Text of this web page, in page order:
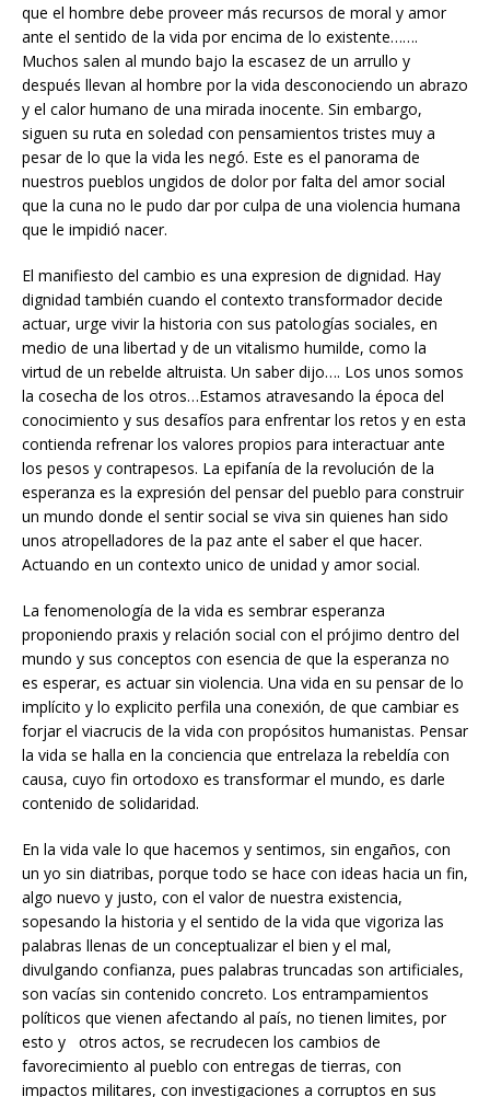
que el hombre debe proveer más recursos de moral y amor
ante el sentido de la vida por encima de lo existente…….
Muchos salen al mundo bajo la escasez de un arrullo y
después llevan al hombre por la vida desconociendo un abrazo
y el calor humano de una mirada inocente. Sin embargo,
siguen su ruta en soledad con pensamientos tristes muy a
pesar de lo que la vida les negó. Este es el panorama de
nuestros pueblos ungidos de dolor por falta del amor social
que la cuna no le pudo dar por culpa de una violencia humana
que le impidió nacer.
El manifiesto del cambio es una expresion de dignidad. Hay
dignidad también cuando el contexto transformador decide
actuar, urge vivir la historia con sus patologías sociales, en
medio de una libertad y de un vitalismo humilde, como la
virtud de un rebelde altruista. Un saber dijo…. Los unos somos
la cosecha de los otros…Estamos atravesando la época del
conocimiento y sus desafíos para enfrentar los retos y en esta
contienda refrenar los valores propios para interactuar ante
los pesos y contrapesos. La epifanía de la revolución de la
esperanza es la expresión del pensar del pueblo para construir
un mundo donde el sentir social se viva sin quienes han sido
unos atropelladores de la paz ante el saber el que hacer.
Actuando en un contexto unico de unidad y amor social.
La fenomenología de la vida es sembrar esperanza
proponiendo praxis y relación social con el prójimo dentro del
mundo y sus conceptos con esencia de que la esperanza no
es esperar, es actuar sin violencia. Una vida en su pensar de lo
implícito y lo explicito perfila una conexión, de que cambiar es
forjar el viacrucis de la vida con propósitos humanistas. Pensar
la vida se halla en la conciencia que entrelaza la rebeldía con
causa, cuyo fin ortodoxo es transformar el mundo, es darle
contenido de solidaridad.
En la vida vale lo que hacemos y sentimos, sin engaños, con
un yo sin diatribas, porque todo se hace con ideas hacia un fin,
algo nuevo y justo, con el valor de nuestra existencia,
sopesando la historia y el sentido de la vida que vigoriza las
palabras llenas de un conceptualizar el bien y el mal,
divulgando confianza, pues palabras truncadas son artificiales,
son vacías sin contenido concreto. Los entrampamientos
políticos que vienen afectando al país, no tienen limites, por
esto y otros actos, se recrudecen los cambios de
favorecimiento al pueblo con entregas de tierras, con
impactos militares, con investigaciones a corruptos en sus